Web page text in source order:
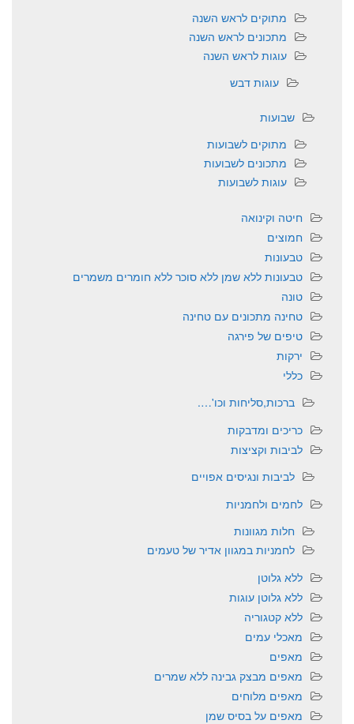
מתוקים לראש השנה
מתכונים לראש השנה
עוגות לראש השנה
עוגות דבש
שבועות
מתוקים לשבועות
מתכונים לשבועות
עוגות לשבועות
חיטה וקינואה
חמוצים
טבעונות
טבעונות ללא שמן ללא סוכר ללא חומרים משמרים
טונה
טחינה מתכונים עם טחינה
טיפים של פירגה
ירקות
כללי
ברכות,סליחות וכו'….
כריכים ומדבקות
לביבות וקציצות
לביבות ונגיסים אפויים
לחמים ולחמניות
חלות מגוונות
לחמניות במגוון אדיר של טעמים
ללא גלוטן
ללא גלוטן עוגות
ללא קטגוריה
מאכלי עמים
מאפים
מאפים מבצק גבינה ללא שמרים
מאפים מלוחים
מאפים על בסיס שמן